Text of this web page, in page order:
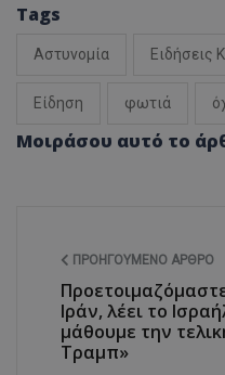
Tags
Αστυνομία Ειδήσεις
Είδηση φωτιά
Μοιράσου αυτό το
ΠΡΟΗΓΟΎΜΕΝΟ ΆΡΘΡΟ
Ιράν, λέει το
μάθουμε την
Τραμπ»